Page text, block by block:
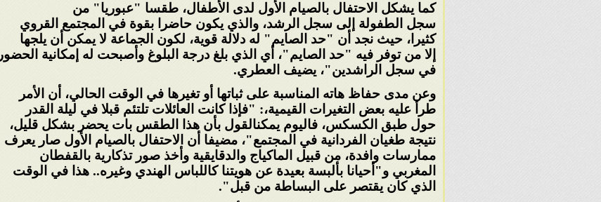
كما يشكل الاحتفال بالصيام الأول لدى الأطفال، طقسا "عبوريا" من
سجل الطفولة إلى سجل الرشد، والذي يكون حاضرا بقوة في المجتمع القروي
كثيرا، حيث نجد أن "حد الصايم" له دلالة قوية، لكون الجماعة لا يمكن أن يلجها
إلا من توفر فيه "حد الصايم"، أي الذي بلغ درجة البلوغ وأصبحت له إمكانية الحضور
في سجل الراشدين"، يضيف العطري.
وعن مدى حفاظ هاته المناسبة على ثباتها أو تغيرها في الوقت الحالي، أن الأمر
طرأ عليه بعض التغيرات القيمية،: "فإذا كانت العائلات تلتئم قبلا في ليلة القدر
حول طبق الكسكس، فاليوم يمكنالقول بأن هذا الطقس بات يحضر بشكل قليل،
نتيجة طغيان الفردانية في المجتمع"، مضيفا أن الاحتفال بالصيام الأول صار يعرف
ممارسات وافدة، من قبيل الماكياج والدقايقية وأخذ صور تذكارية بالقفطان
المغربي و"أحيانا بألبسة بعيدة عن هويتنا كاللباس الهندي وغيره.. هذا في الوقت
الذي كان يقتصر على البساطة من قبل".